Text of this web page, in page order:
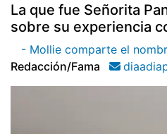
La que fue Señorita
sobre su experiencia
- Mollie comparte el
Redacción/fama